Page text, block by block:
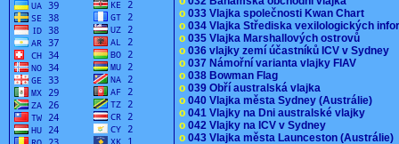
o 033 Vlajka společnosti Kwan Chart
o 034 Vlajka Střediska vexilologických
o 035 Vlajka Marshallových ostrovů
o 036 vlajky zemí účastníků ICV v Sydney
o 037 Námořní varianta vlajky FIAV
o 038 Bowman Flag
o 039 Obří australská vlajka
o 040 Vlajka města Sydney (Austrálie)
o 041 Vlajky na Dni australské vlajky
o 042 Vlajky na ICV v Sydney
o 043 Vlajka města Launceston (Austrálie)